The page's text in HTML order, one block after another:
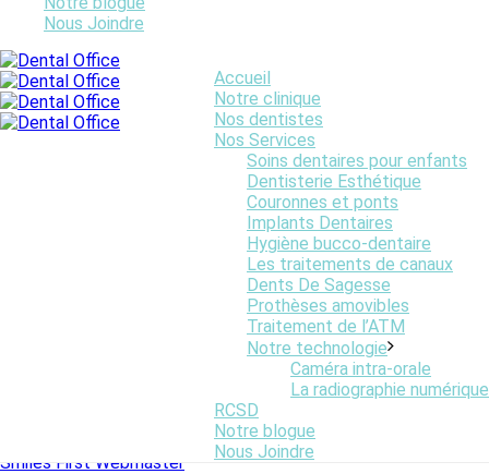
Accueil
Notre clinique
Nos dentistes
Nos Services
Soins dentaires pour enfants
Dentisterie Esthétique
Couronnes et ponts
Implants Dentaires
Hygiène bucco-dentaire
Les traitements de canaux
Dents De Sagesse
Prothèses amovibles
Traitement de l’ATM
Notre technologie
Caméra intra-orale
La radiographie numérique
RCSD
Notre blogue
Nous Joindre
Nous Joindre
Un mal de dent peut provoquer beaucoup de douleur! Cette
douleur peut provenir des dents mais aussi d’ailleurs, comme au
niveau des gencives. Savez-vous qu’un un mal de dent peut
aussi être une conséquence d’un problème survenant ailleurs
dans votre corps? Quoi qu’il en soit, il ne faut jamais ignorer un
mal de dent! S’il n’est pas traité, il ne peut que s’aggraver avec
Voici cinq causes possibles d’un mal de dent :
Dents de sagesse (éruption, infection)
Grincement de dents (bruxisme)
Infections des sinus (sinusite)
Pour diagnostiquer correctement l’origine de votre mal de dent,
consultez votre dentiste. Si la douleur persiste, ne l’ignorez
surtout pas! Pour toute douleur bucco-dentaire, contactez-
nous au Centre Dentaire Saint-Lambert.
Smiles First Webmaster